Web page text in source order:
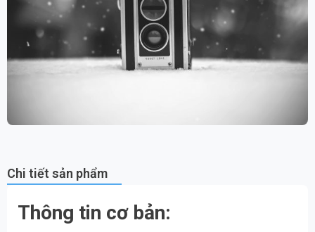
Chi tiết sản phẩm
Thông tin cơ bản: